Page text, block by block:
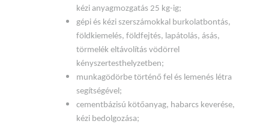
kézi anyagmozgatás 25 kg-ig;
gépi és kézi szerszámokkal burkolatbontás,
földkiemelés, földfejtés, lapátolás, ásás,
törmelék eltávolítás vödörrel
kényszertesthelyzetben;
munkagödörbe történő fel és lemenés létra
segítségével;
cementbázisú kötőanyag, habarcs keverése,
kézi bedolgozása;